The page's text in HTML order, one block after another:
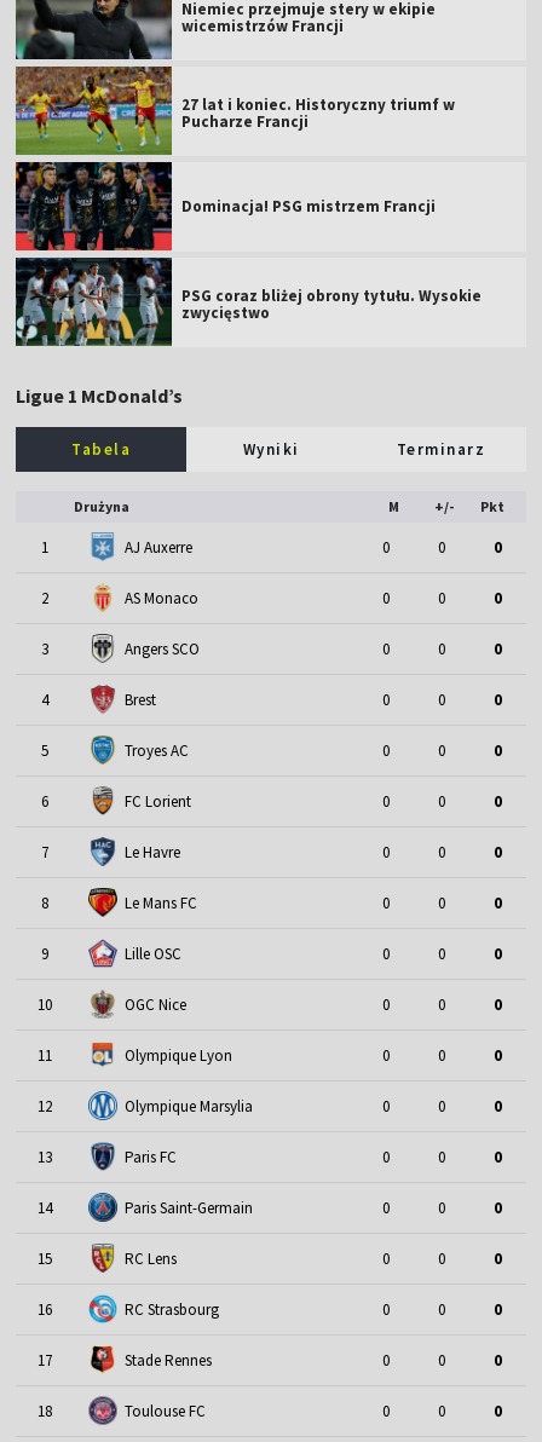
Niemiec przejmuje stery w ekipie
wicemistrzów Francji
27 lat i koniec. Historyczny triumf w
Pucharze Francji
Dominacja! PSG mistrzem Francji
PSG coraz bliżej obrony tytułu. Wysokie
zwycięstwo
Ligue 1 McDonald’s
Tabela Wyniki Terminarz
Drużyna M +/- Pkt
1 AJ Auxerre 0 0 0
2 AS Monaco 0 0 0
3 Angers SCO 0 0 0
4 Brest 0 0 0
5 Troyes AC 0 0 0
6 FC Lorient 0 0 0
7 Le Havre 0 0 0
8 Le Mans FC 0 0 0
9 Lille OSC 0 0 0
10 OGC Nice 0 0 0
11 Olympique Lyon 0 0 0
12 Olympique Marsylia 0 0 0
13 Paris FC 0 0 0
14 Paris Saint-Germain 0 0 0
15 RC Lens 0 0 0
16 RC Strasbourg 0 0 0
17 Stade Rennes 0 0 0
18 Toulouse FC 0 0 0